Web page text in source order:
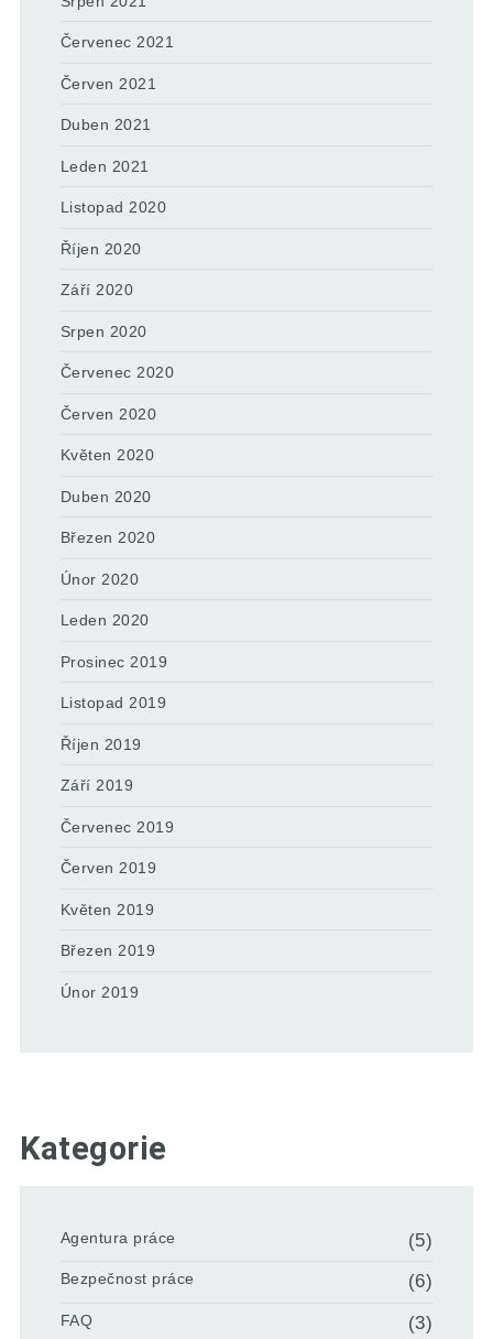
Červenec 2021
Červen 2021
Duben 2021
Leden 2021
Listopad 2020
Říjen 2020
Září 2020
Srpen 2020
Červenec 2020
Červen 2020
Květen 2020
Duben 2020
Březen 2020
Únor 2020
Leden 2020
Prosinec 2019
Listopad 2019
Říjen 2019
Září 2019
Červenec 2019
Červen 2019
Květen 2019
Březen 2019
Únor 2019
Kategorie
Agentura práce (5)
Bezpečnost práce (6)
FAQ (3)